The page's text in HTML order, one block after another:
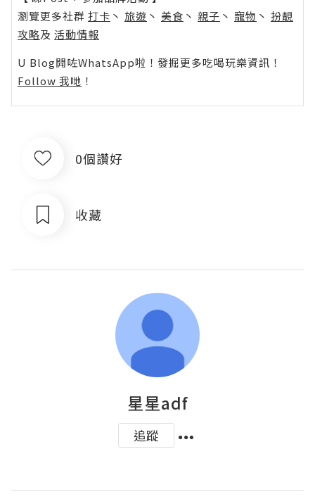
瀏覽更多社群 打卡 丶 旅遊 丶 美食 丶 親子 丶 寵物 丶 扮靚
攻略及 活動情報
U Blog開咗WhatsApp啦！發掘更多吃喝玩樂資訊！
Follow 我哋 ！
0個讚好
收藏
星星adf
追蹤